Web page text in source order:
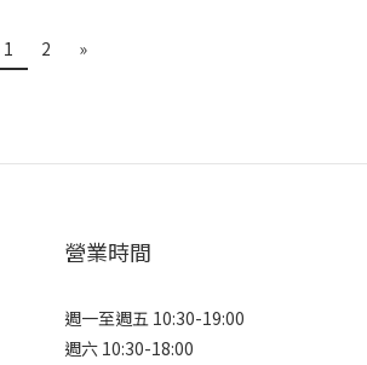
1 2 »
營業時間
週一至週五 10:30-19:00
週六 10:30-18:00